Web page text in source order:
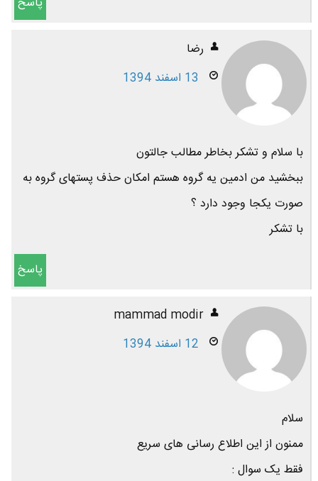
رضا
13 اسفند 1394
با سلام و تشکر بخاطر مطالب جالتون
ببخشید من ادمین یه گروه هستم امکان حذف پستهای گروه به
صورت یکجا وجود دارد ؟
با تشکر
پاسخ
mammad modir
12 اسفند 1394
سلام
ممنون از این اطلاع رسانی های سریع
فقط یک سوال :